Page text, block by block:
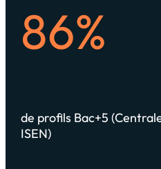
86%
de profils Bac+5
ISEN)